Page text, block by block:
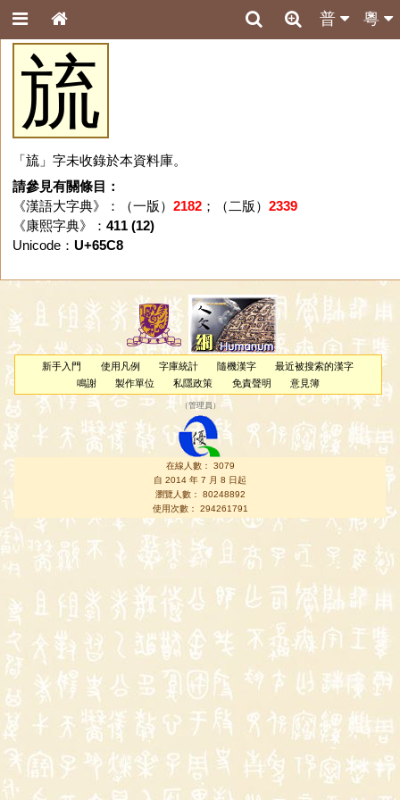
粵
普
旈
「旈」字未收錄於本資料庫。
請參見有關條目：
《漢語大字典》：（一版） 2182；（二版） 2339
《康熙字典》： 411 (12)
Unicode： U+65C8
新手入門 使用凡例 字庫統計 隨機漢字
最近被搜索的漢字
鳴謝
製作單位 私隱政策 免責聲明 意見簿
（管理員 ）
在線人數： 3079
自 2014 年 7 月 8 日起
瀏覽人數： 80248892
使用次數： 294261791